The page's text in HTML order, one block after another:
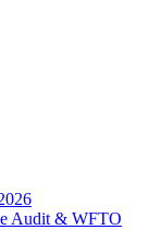
Audit & WFTO